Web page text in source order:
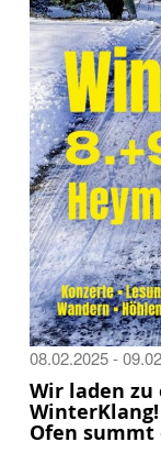
08.02.2025 -
Wir laden zu
Ofen